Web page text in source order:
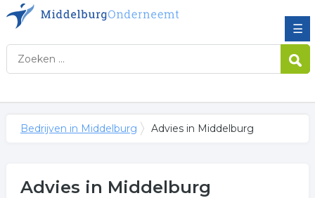
☰
Bedrijven in Middelburg Advies in Middelburg
Advies in Middelburg